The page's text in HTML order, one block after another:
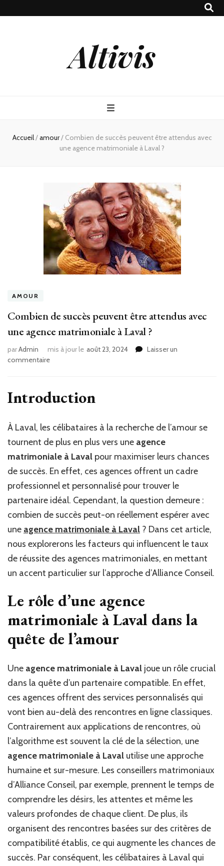
Altivis
Accueil/amour/ Combien de succès peuvent être attendus avec
une agence matrimoniale à Laval ?
AMOUR
Combien de succès peuvent être attendus avec
une agence matrimoniale à Laval ?
parAdmin mis à jour le août 23, 2024
Laisser un
commentairesur
succès
peuvent
attendus
avec
une
agence
à
Laval
?
Introduction
À Laval, les célibataires à la recherche de l’amour se
tournent de plus en plus vers une agence
matrimoniale à Laval pour maximiser leurs chances
de succès. En effet, ces agences offrent un cadre
professionnel et personnalisé pour trouver le
partenaire idéal. Cependant, la question demeure :
combien de succès peut-on réellement espérer avec
une agence matrimoniale à Laval ? Dans cet article,
nous explorerons les facteurs qui influencent le taux
de réussite des agences matrimoniales, en mettant
un accent particulier sur l’approche d’Alliance Conseil.
Le rôle d’une agence
matrimoniale à Laval dans la
quête de l’amour
Une agence matrimoniale à Laval joue un rôle crucial
dans la quête d’un partenaire compatible. En effet,
ces agences offrent des services personnalisés qui
vont bien au-delà des rencontres en ligne classiques.
Contrairement aux applications de rencontres, où
l’algorithme est souvent la clé de la sélection, une
agence matrimoniale à Laval utilise une approche
humaine et sur-mesure. Les conseillers matrimoniaux
d’Alliance Conseil, par exemple, prennent le temps de
comprendre les désirs, les attentes et même les
valeurs profondes de chaque client. De plus, ils
organisent des rencontres basées sur des critères de
compatibilité établis, ce qui augmente les chances de
succès. Par conséquent, les célibataires à Laval qui